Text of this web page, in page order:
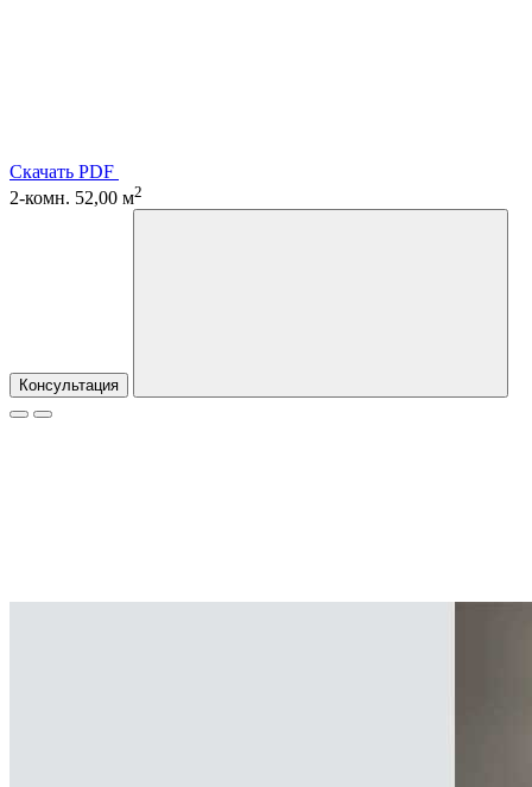
Скачать PDF
2-комн. 52,00 м2
Консультация